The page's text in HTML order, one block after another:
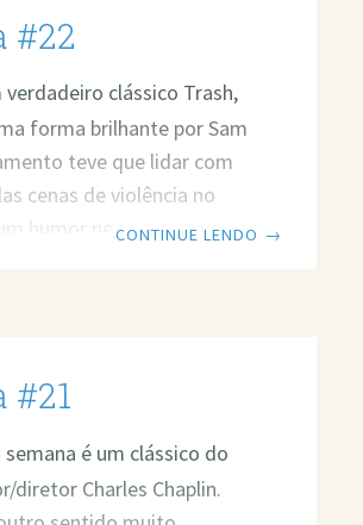
#22
clássico Trash,
forma brilhante por Sam
teve que lidar com
cenas de violência no
humor negro conforme
CONTINUE LENDO →
#21
é um clássico do
diretor Charles Chaplin.